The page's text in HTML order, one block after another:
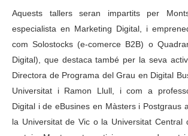
Aquests tallers seran impartits per
especialista en Marketing Digital, i
com Solostocks (e-comerce B2B) o
Digital), que destaca també per la seva
Directora de Programa del Grau en Digital
Universitat i Ramon Llull, i com a
Digital i de eBusines en Màsters i Postgraus
la Universitat de Vic o la Universitat Central